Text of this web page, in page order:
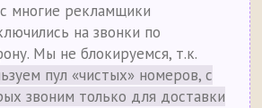
многие рекламщики
на звонки по
Мы не блокируемся, т.к.
пул «чистых» номеров, с
звоним только для доставки